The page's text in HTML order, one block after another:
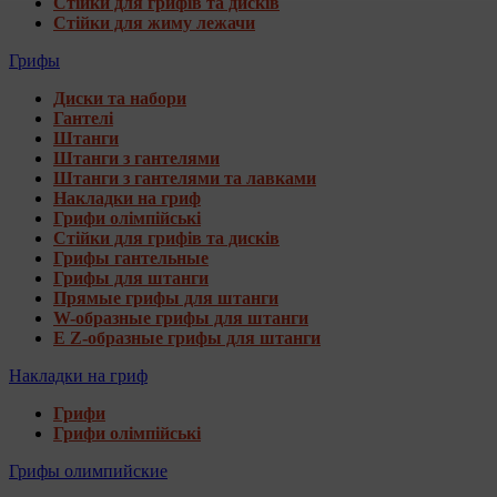
Стійки для жиму лежачи
Грифы
Диски та набори
Гантелі
Штанги
Штанги з гантелями
Штанги з гантелями та лавками
Накладки на гриф
Грифи олімпійські
Стійки для грифів та дисків
Грифы гантельные
Грифы для штанги
Прямые грифы для штанги
W-образные грифы для штанги
E Z-образные грифы для штанги
Накладки на гриф
Грифи
Грифи олімпійські
Грифы олимпийские